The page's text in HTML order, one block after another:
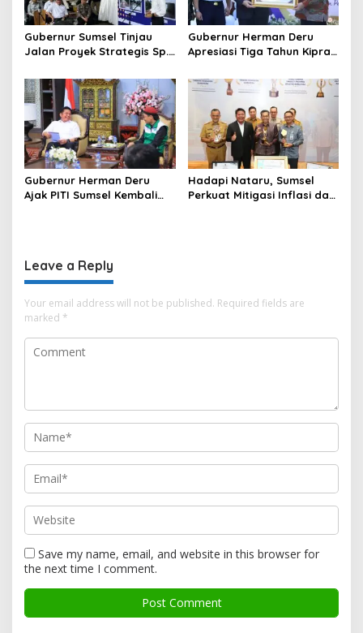
Gubernur Sumsel Tinjau
Jalan Proyek Strategis Sp.
Desa Keman OKI
Gubernur Herman Deru
Apresiasi Tiga Tahun Kiprah
Pilar Keadilan Tata Usaha
Negara
Gubernur Herman Deru
Ajak PITI Sumsel Kembali
Hadapi Nataru, Sumsel
Perkuat Mitigasi Inflasi dan
Leave a Reply
Your email address will not be published. Required fields are
marked *
Save my name, email, and website in this browser for
the next time I comment.